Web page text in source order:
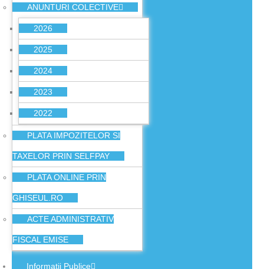
ANUNTURI COLECTIVE
2026
2025
2024
2023
2022
PLATA IMPOZITELOR SI
TAXELOR PRIN SELFPAY
PLATA ONLINE PRIN
GHISEUL.RO
ACTE ADMINISTRATIV
FISCAL EMISE
Informatii Publice